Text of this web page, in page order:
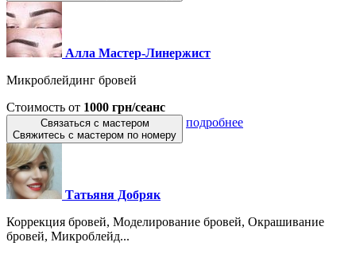
Алла Мастер-Линержист
Микроблейдинг бровей
Стоимость от 1000 грн/сеанс
Связаться с мастером
Свяжитесь с мастером по номеру
подробнее
Татьяня Добряк
Коррекция бровей, Моделирование бровей, Окрашивание
бровей, Микроблейд...